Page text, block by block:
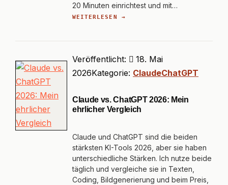
20 Minuten einrichtest und mit…
WEITERLESEN →
Veröffentlicht:
18. Mai
2026Kategorie: ClaudeChatGPT
Claude vs. ChatGPT 2026: Mein
ehrlicher Vergleich
Claude und ChatGPT sind die beiden
stärksten KI-Tools 2026, aber sie haben
unterschiedliche Stärken. Ich nutze beide
täglich und vergleiche sie in Texten,
Coding, Bildgenerierung und beim Preis,